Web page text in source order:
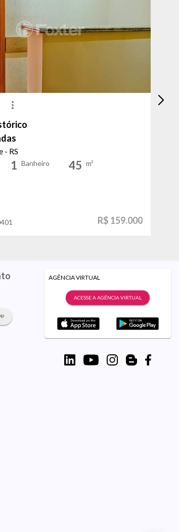
- RS
1 Banheiro 45 m²
R$ 159.000
AGÊNCIA VIRTUAL
ACESSE A AGÊNCIA VIRTUAL